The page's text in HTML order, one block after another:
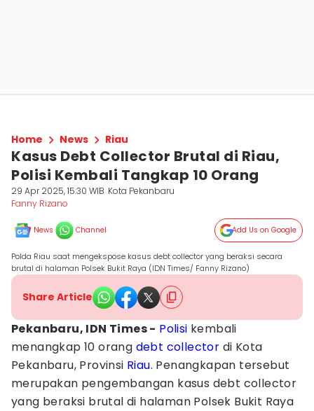
Home News Riau
Kasus Debt Collector Brutal di Riau,
Polisi Kembali Tangkap 10 Orang
29 Apr 2025, 15:30 WIB Kota Pekanbaru
Fanny Rizano
News Channel Add Us on Google
Polda Riau saat mengekspose kasus debt collector yang beraksi secara
brutal di halaman Polsek Bukit Raya (IDN Times/ Fanny Rizano)
Share Article
Pekanbaru, IDN Times - Polisi kembali
menangkap 10 orang debt collector di Kota
Pekanbaru, Provinsi Riau. Penangkapan tersebut
merupakan pengembangan kasus debt collector
yang beraksi brutal di halaman Polsek Bukit Raya